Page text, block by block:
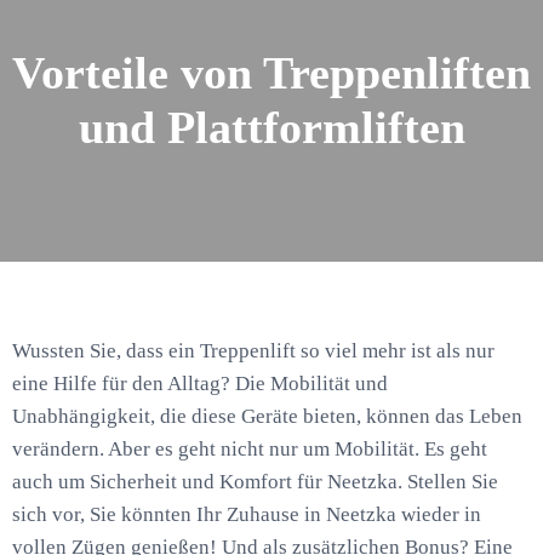
Vorteile von Treppenliften
und Plattformliften
Wussten Sie, dass ein Treppenlift so viel mehr ist als nur
eine Hilfe für den Alltag? Die Mobilität und
Unabhängigkeit, die diese Geräte bieten, können das Leben
verändern. Aber es geht nicht nur um Mobilität. Es geht
auch um Sicherheit und Komfort für Neetzka. Stellen Sie
sich vor, Sie könnten Ihr Zuhause in Neetzka wieder in
vollen Zügen genießen! Und als zusätzlichen Bonus? Eine